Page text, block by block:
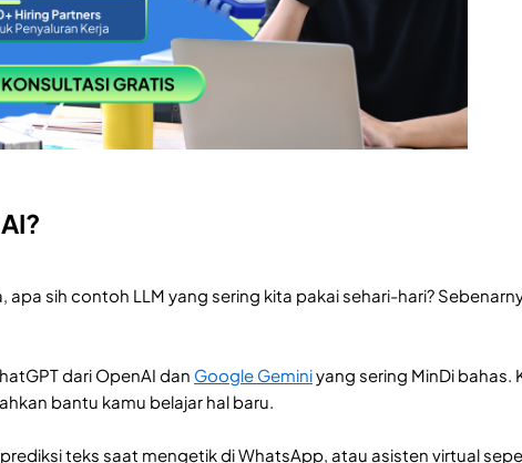
sih contoh LLM yang sering kita pakai sehari-hari?
dari OpenAI dan Google Geminiyang sering MinDi bahas.
bantu kamu belajar hal baru.
teks saat mengetik di WhatsApp, atau asisten virtual